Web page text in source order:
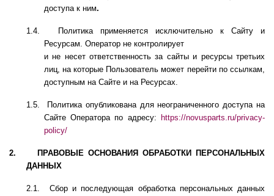
доступа к ним.
1.4.
Политика применяется исключительно к Сайту и
Ресурсам. Оператор не контролирует
и не несет ответственность за сайты и ресурсы третьих
лиц, на которые Пользователь может перейти по ссылкам,
доступным на Сайте и на Ресурсах.
1.5.
Политика опубликована для неограниченного доступа на
Сайте Оператора по адресу:
https://novusparts.ru/privacy-
policy/
2.
ПРАВОВЫЕ ОСНОВАНИЯ ОБРАБОТКИ ПЕРСОНАЛЬНЫХ
ДАННЫХ
2.1.
Сбор и последующая обработка персональных данных